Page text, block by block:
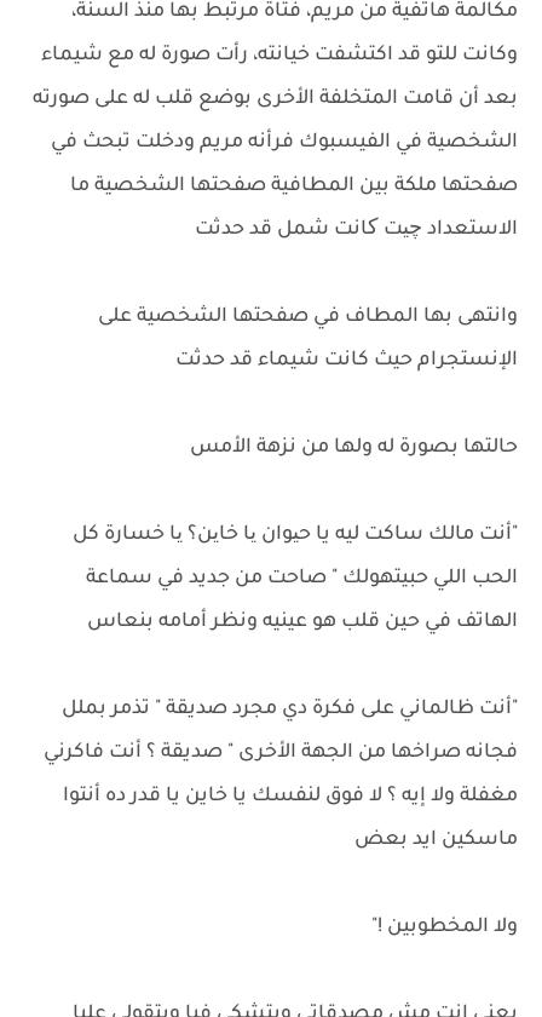
مكالمة هاتفية من مريم، فتاة مرتبط بها منذ السنة،
وكانت للتو قد اكتشفت خيانته، رأت صورة له مع شيماء
بعد أن قامت المتخلفة الأخرى بوضع قلب له على صورته
الشخصية في الفيسبوك فرأنه مريم ودخلت تبحث في
صفحتها ملكة بين المطافية صفحتها الشخصية ما
الاستعداد چیت کانت شمل قد حدثت
وانتهى بها المطاف في صفحتها الشخصية على
الإنستجرام حيث كانت شيماء قد حدثت
حالتها بصورة له ولها من نزهة الأمس
"أنت مالك ساكت ليه يا حیوان یا خاین؟ یا خسارة كل
الحب اللي حبيتهولك " صاحت من جديد في سماعة
الهاتف في حين قلب هو عينيه ونظر أمامه بنعاس
"أنت ظالماني على فكرة دي مجرد صديقة " تذمر بملل
فجانه صراخها من الجهة الأخرى " صديقة ؟ أنت فاكرني
مغفلة ولا إيه ؟ لا فوق لنفسك يا خاين يا قدر ده أنتوا
ماسكين ايد بعض
ولا المخطوبين !"